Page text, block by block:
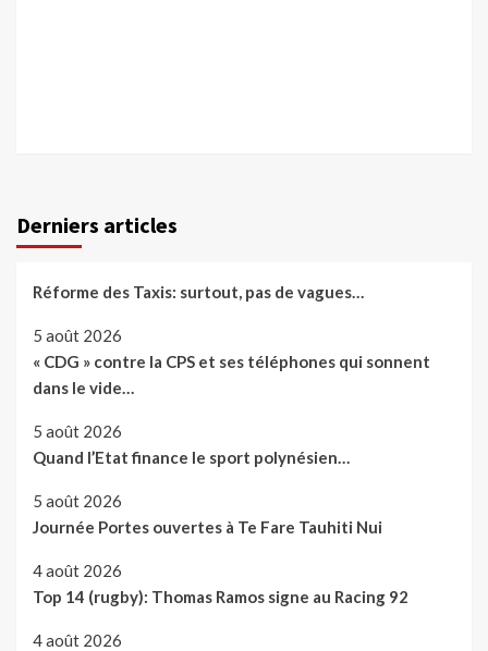
Derniers articles
Réforme des Taxis: surtout, pas de vagues…
5 août 2026
« CDG » contre la CPS et ses téléphones qui sonnent
dans le vide…
5 août 2026
Quand l’Etat finance le sport polynésien…
5 août 2026
Journée Portes ouvertes à Te Fare Tauhiti Nui
4 août 2026
Top 14 (rugby): Thomas Ramos signe au Racing 92
4 août 2026